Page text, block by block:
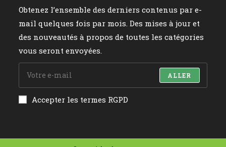
Obtenez l’ensemble des derniers contenus par e-
mail quelques fois par mois. Des mises à jour et
des nouveautés à propos de toutes les catégories
vous seront envoyées.
ALLER
Accepter les termes RGPD